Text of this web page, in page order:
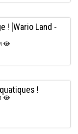
! [Wario Land -
!